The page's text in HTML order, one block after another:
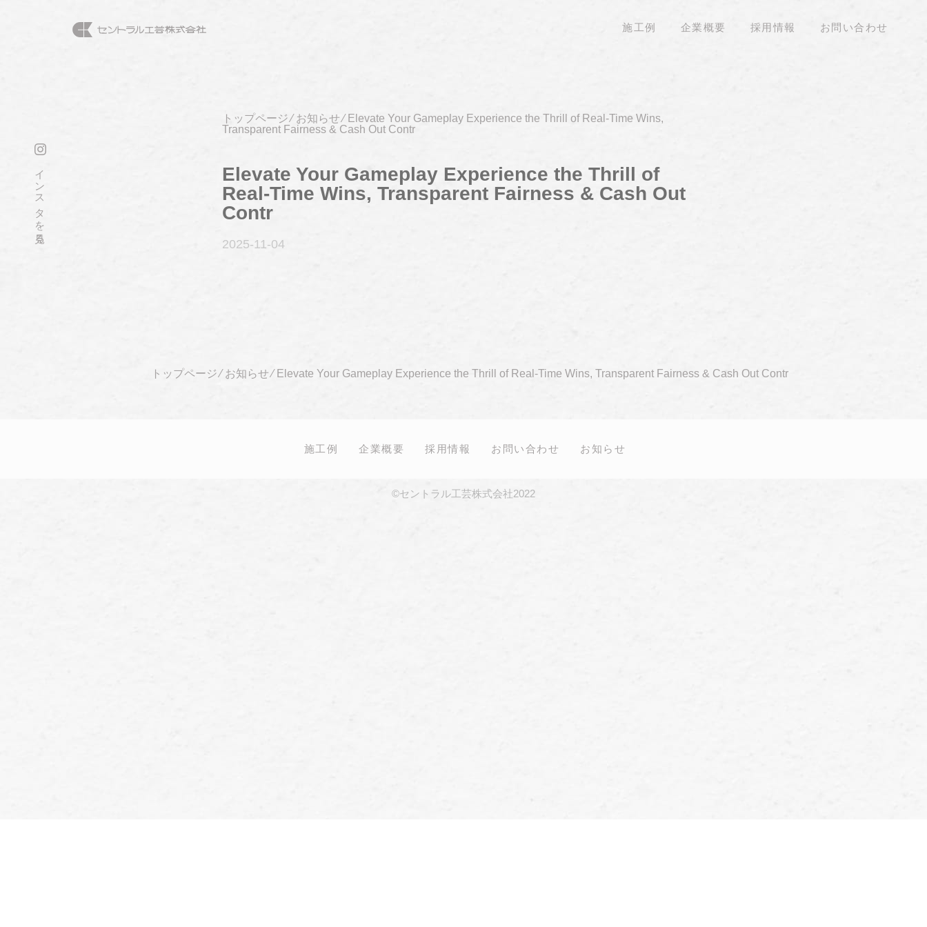
施工例 企業概要 採用情報 お問い合わせ
インスタを見る
トップページ⁄ お知らせ⁄ Elevate Your Gameplay Experience the Thrill of Real-Time Wins,
Transparent Fairness & Cash Out Contr
Elevate Your Gameplay Experience the Thrill of
Real-Time Wins, Transparent Fairness & Cash Out
Contr
2025-11 -04
トップページ⁄ お知らせ⁄ Elevate Your Gameplay Experience the Thrill of Real-Time Wins, Transparent Fairness & Cash Out Contr
施工例 企業概要 採用情報 お問い合わせ お知らせ
©セントラル工芸株式会社2022